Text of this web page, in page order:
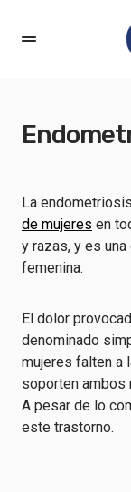
La
de mujeres en
y razas, y es
femenina.
El dolor
denominado
mujeres falten a
soporten ambos
A pesar de lo
este trastorno.